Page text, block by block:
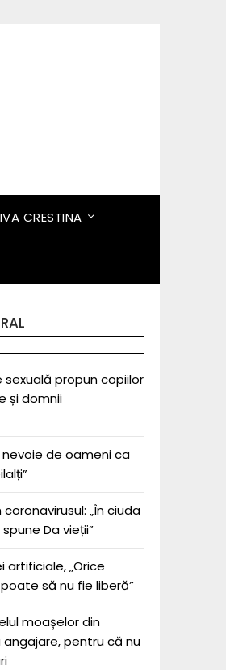
CRESTINA
propun copiilor
și domnii
de oameni ca
„În ciuda
Da vieții”
artificiale, „Orice
să nu fie liberă”
moașelor din
pentru că nu